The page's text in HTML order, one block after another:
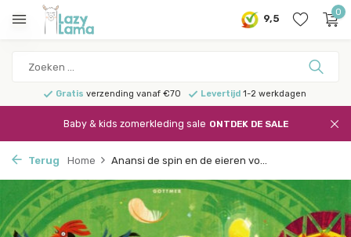
9,5
0
Gratis verzending vanaf €70 Levertijd1-2 werkdagen
Baby & kids zomerkleding sale ONTDEK DE SALE
Terug Home Anansi de spin en de eieren vo...